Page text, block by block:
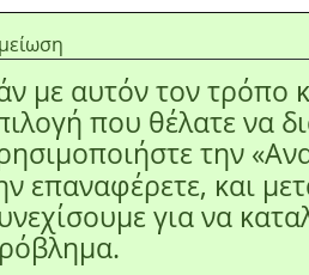
με αυτόν τον τρόπο
που θέλατε να
την «
επαναφέρετε, και
για να